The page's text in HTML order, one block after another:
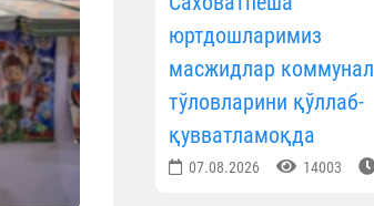
юртдошларимиз
масжидлар коммунал
тўловларини қўллаб-
қувватламоқда
07.08.2026 14003